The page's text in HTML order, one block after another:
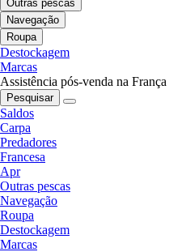
Outras pescas
Navegação
Roupa
Destockagem
Marcas
Assistência pós-venda na França
Pesquisar
Saldos
Carpa
Predadores
Francesa
Apr
Outras pescas
Navegação
Roupa
Destockagem
Marcas